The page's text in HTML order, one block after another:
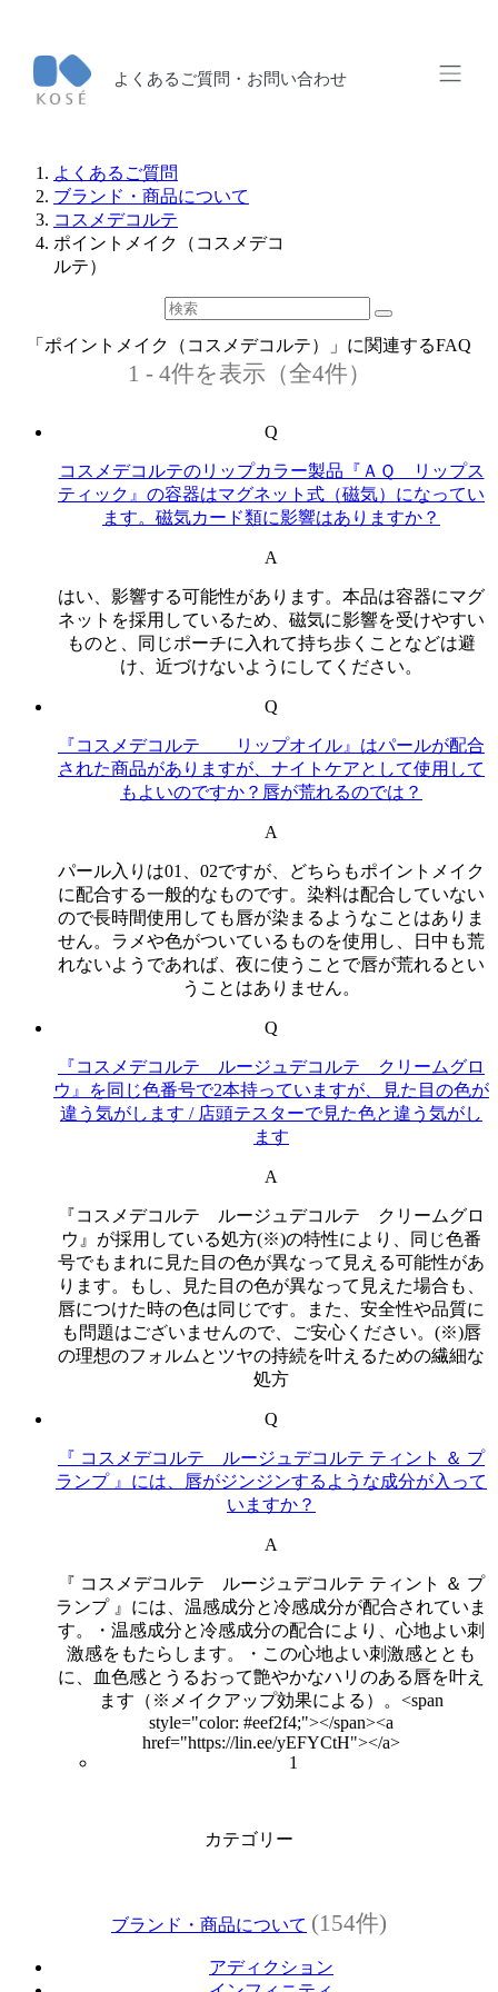
よくあるご質問・お問い合わせ
よくあるご質問
ブランド・商品について
コスメデコルテ
ポイントメイク（コスメデコ
ルテ）
「ポイントメイク（コスメデコルテ）」に関連するFAQ
1 - 4件を表示（全4件）
Q
コスメデコルテのリップカラー製品『ＡＱ リップス
ティック』の容器はマグネット式（磁気）になってい
ます。磁気カード類に影響はありますか？
A
はい、影響する可能性があります。本品は容器にマグ
ネットを採用しているため、磁気に影響を受けやすい
ものと、同じポーチに入れて持ち歩くことなどは避
け、近づけないようにしてください。
Q
『コスメデコルテ リップオイル』はパールが配合
された商品がありますが、ナイトケアとして使用して
もよいのですか？唇が荒れるのでは？
A
パール入りは01、02ですが、どちらもポイントメイク
に配合する一般的なものです。染料は配合していない
ので長時間使用しても唇が染まるようなことはありま
せん。ラメや色がついているものを使用し、日中も荒
れないようであれば、夜に使うことで唇が荒れるとい
うことはありません。
Q
『コスメデコルテ ルージュデコルテ クリームグロ
ウ』を同じ色番号で2本持っていますが、見た目の色が
違う気がします / 店頭テスターで見た色と違う気がし
ます
A
『コスメデコルテ ルージュデコルテ クリームグロ
ウ』が採用している処方(※)の特性により、同じ色番
号でもまれに見た目の色が異なって見える可能性があ
ります。もし、見た目の色が異なって見えた場合も、
唇につけた時の色は同じです。また、安全性や品質に
も問題はございませんので、ご安心ください。(※)唇
の理想のフォルムとツヤの持続を叶えるための繊細な
処方
Q
『 コスメデコルテ ルージュデコルテ ティント ＆ プ
ランプ 』には、唇がジンジンするような成分が入って
いますか？
A
『 コスメデコルテ ルージュデコルテ ティント ＆ プ
ランプ 』には、温感成分と冷感成分が配合されていま
す。・温感成分と冷感成分の配合により、心地よい刺
激感をもたらします。・この心地よい刺激感ととも
に、血色感とうるおって艶やかなハリのある唇を叶え
ます（※メイクアップ効果による）。<span
style="color: #eef2f4;"></span><a
href="https://lin.ee/yEFYCtH"></a>
1
カテゴリー
ブランド・商品について (154件)
アディクション